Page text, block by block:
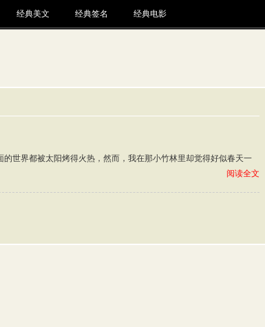
经典美文 经典签名 经典电影
世界都被太阳烤得火热，然而，我在那小竹林里却觉得好似春天一
阅读全文